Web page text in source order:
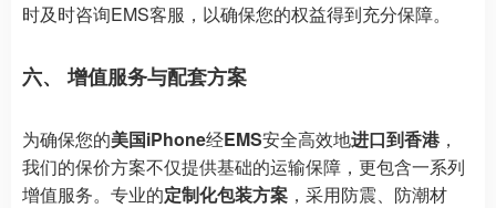
时及时咨询EMS客服，以确保您的权益得到充分保障。
六、 增值服务与配套方案
为确保您的美国iPhone经EMS安全高效地进口到香港，
我们的保价方案不仅提供基础的运输保障，更包含一系列
增值服务。专业的定制化包装方案 ，采用防震、防潮材